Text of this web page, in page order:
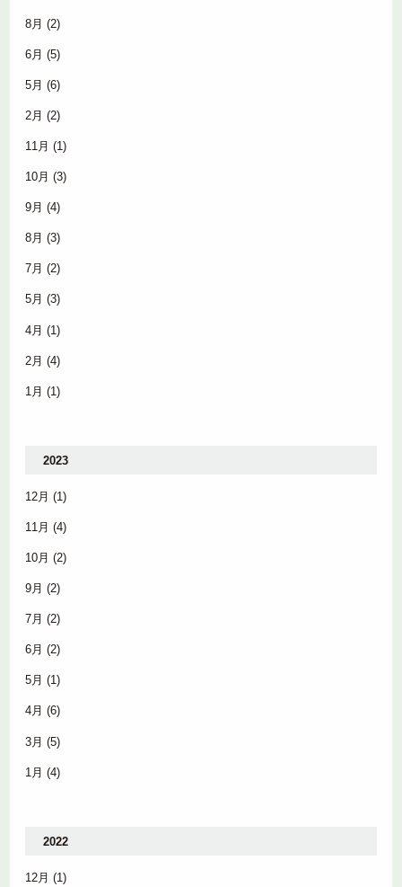
8月 (2)
6月 (5)
5月 (6)
2月 (2)
11月 (1)
10月 (3)
9月 (4)
8月 (3)
7月 (2)
5月 (3)
4月 (1)
2月 (4)
1月 (1)
2023
12月 (1)
11月 (4)
10月 (2)
9月 (2)
7月 (2)
6月 (2)
5月 (1)
4月 (6)
3月 (5)
1月 (4)
2022
12月 (1)